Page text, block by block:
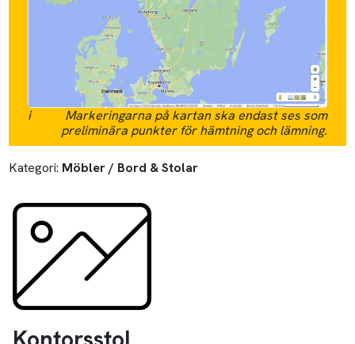
i
Markeringarna på kartan ska endast ses som
preliminära punkter för hämtning och lämning.
Kategori: Möbler / Bord & Stolar